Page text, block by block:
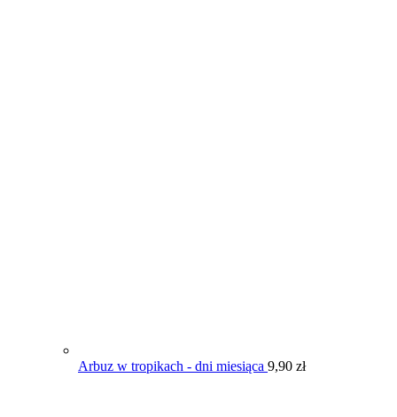
Arbuz w tropikach - dni miesiąca 9,90 zł